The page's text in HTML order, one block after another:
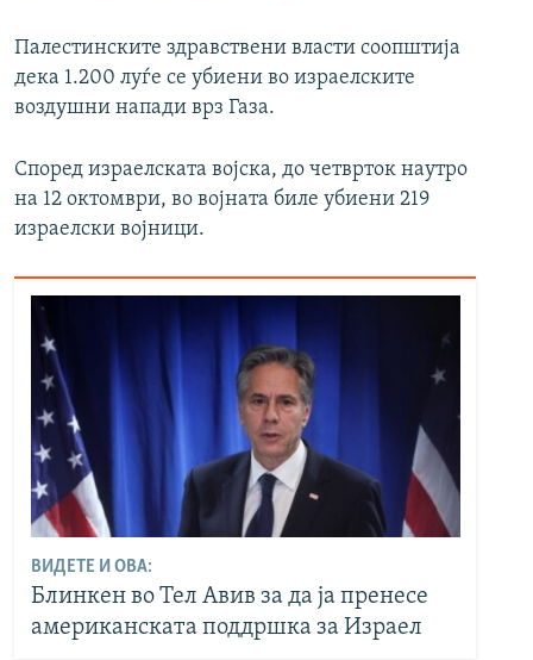
Палестинските здравствени власти соопштија
дека 1.200 луѓе се убиени во израелските
воздушни напади врз Газа.
Според израелската војска, до четврток наутро
на 12 октомври, во војната биле убиени 219
израелски војници.
ВИДЕТЕ И ОВА:
Блинкен во Тел Авив за да ја пренесе
американската поддршка за Израел